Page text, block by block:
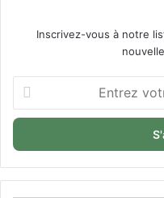
Inscrivez-vous à notre
votre
adresse